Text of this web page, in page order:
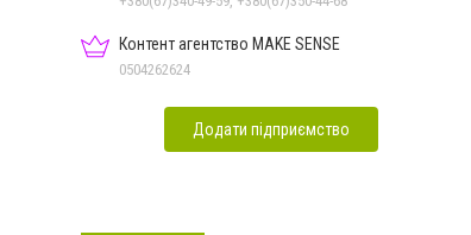
Контент агентство MAKE SENSE
0504262624
Додати підприємство